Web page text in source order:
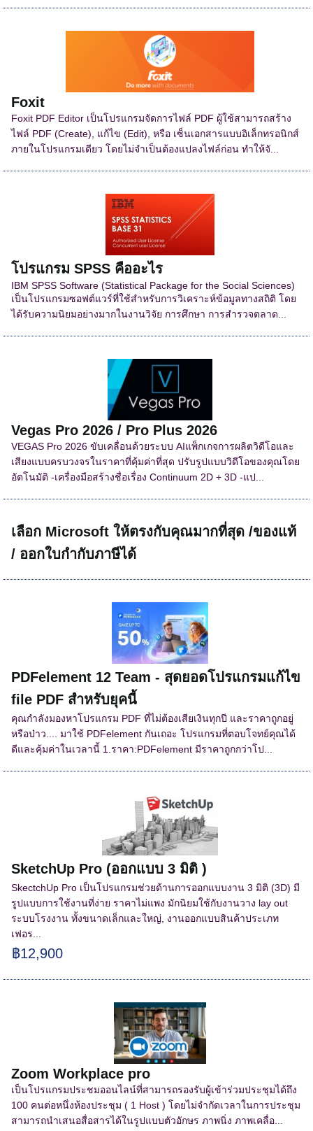
Foxit
Foxit PDF Editor เป็นโปรแกรมจัดการไฟล์ PDF ผู้ใช้สามารถสร้าง
ไฟล์ PDF (Create), แก้ไข (Edit), หรือ เซ็นเอกสารแบบอิเล็กทรอนิกส์
ภายในโปรแกรมเดียว โดยไม่จำเป็นต้องแปลงไฟล์ก่อน ทำให้จั...
โปรแกรม SPSS คืออะไร
IBM SPSS Software (Statistical Package for the Social Sciences)
เป็นโปรแกรมซอฟต์แวร์ที่ใช้สำหรับการวิเคราะห์ข้อมูลทางสถิติ โดย
ได้รับความนิยมอย่างมากในงานวิจัย การศึกษา การสำรวจตลาด...
Vegas Pro 2026 / Pro Plus 2026
VEGAS Pro 2026 ขับเคลื่อนด้วยระบบ AIแพ็กเกจการผลิตวิดีโอและ
เสียงแบบครบวงจรในราคาที่คุ้มค่าที่สุด ปรับรูปแบบวิดีโอของคุณโดย
อัตโนมัติ -เครื่องมือสร้างชื่อเรื่อง Continuum 2D + 3D -แป...
เลือก Microsoft ให้ตรงกับคุณมากที่สุด /ของแท้
/ ออกใบกำกับภาษีได้
PDFelement 12 Team - สุดยอดโปรแกรมแก้ไข
file PDF สำหรับยุคนี้
คุณกำลังมองหาโปรแกรม PDF ที่ไม่ต้องเสียเงินทุกปี และราคาถูกอยู่
หรือป่าว.... มาใช้ PDFelement กันเถอะ โปรแกรมที่ตอบโจทย์คุณได้
ดีและคุ้มค่าในเวลานี้ 1.ราคา:PDFelement มีราคาถูกกว่าโป...
SketchUp Pro (ออกแบบ 3 มิติ )
SkectchUp Pro เป็นโปรแกรมช่วยด้านการออกแบบงาน 3 มิติ (3D) มี
รูปแบบการใช้งานที่ง่าย ราคาไม่แพง มักนิยมใช้กับงานวาง lay out
ระบบโรงงาน ทั้งขนาดเล็กและใหญ่, งานออกแบบสินค้าประเภท
เฟอร...
฿12,900
Zoom Workplace pro
เป็นโปรแกรมประชมออนไลน์ที่สามารถรองรับผู้เข้าร่วมประชุมได้ถึง
100 คนต่อหนึ่งห้องประชุม ( 1 Host ) โดยไม่จำกัดเวลาในการประชุม
สามารถนำเสนอสื่อสารได้ในรูปแบบตัวอักษร ภาพนิ่ง ภาพเคลื่อ...